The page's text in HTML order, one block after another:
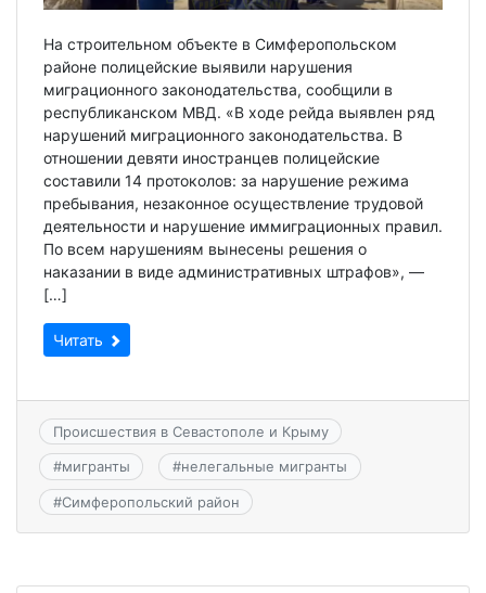
На строительном объекте в Симферопольском
районе полицейские выявили нарушения
миграционного законодательства, сообщили в
республиканском МВД. «В ходе рейда выявлен ряд
нарушений миграционного законодательства. В
отношении девяти иностранцев полицейские
составили 14 протоколов: за нарушение режима
пребывания, незаконное осуществление трудовой
деятельности и нарушение иммиграционных правил.
По всем нарушениям вынесены решения о
наказании в виде административных штрафов», —
[…]
Читать
Происшествия в Севастополе и Крыму
#мигранты #нелегальные мигранты
#Симферопольский район